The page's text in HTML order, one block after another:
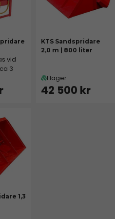
vid
3
KTS Sandspridare
2,0 m | 800 liter
I lager
42 500 kr
1,3